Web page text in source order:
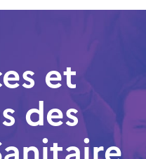
de
et
des